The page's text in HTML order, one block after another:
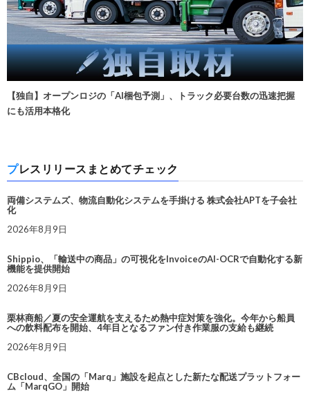
【独自】オープンロジの「AI梱包予測」、トラック必要台数の迅速把握
にも活用本格化
プレスリリースまとめてチェック
両備システムズ、物流自動化システムを手掛ける 株式会社APTを子会社
化
2026年8月9日
Shippio、「輸送中の商品」の可視化をInvoiceのAI-OCRで自動化する新
機能を提供開始
2026年8月9日
栗林商船／夏の安全運航を支えるため熱中症対策を強化。今年から船員
への飲料配布を開始、4年目となるファン付き作業服の支給も継続
2026年8月9日
CBcloud、全国の「Marq」施設を起点とした新たな配送プラットフォー
ム「MarqGO」開始